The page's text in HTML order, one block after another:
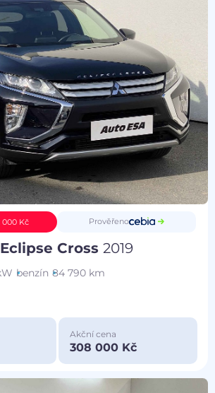
000 Kč Prověřeno
Cross2019
benzín 84 790 km
Akční cena
308 000 Kč